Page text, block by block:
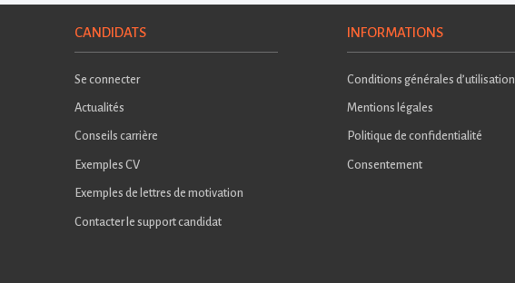
CANDIDATS
Se connecter
Actualités
Conseils carrière
Exemples CV
Exemples de lettres de motivation
Contacter le support candidat
INFORMATIONS
Conditions générales d’utilisation
Mentions légales
Politique de confidentialité
Consentement